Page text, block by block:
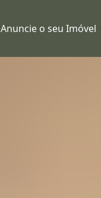
Anuncie o seu Imóvel